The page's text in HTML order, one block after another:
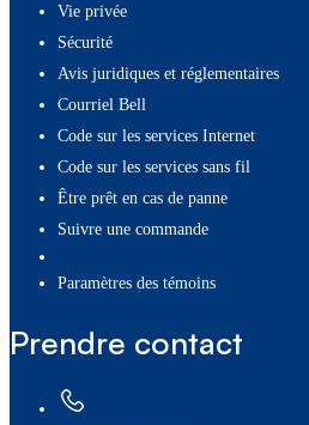
Vie privée
Sécurité
Avis juridiques et réglementaires
Courriel Bell
Code sur les services Internet
Code sur les services sans fil
Être prêt en cas de panne
Suivre une commande
paramètres des témoins
Prendre contact